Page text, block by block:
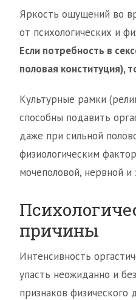
Яркость ощущений во
от психологических и
Если потребность в
половая конституция),
Культурные рамки
способны подавить
даже при сильной
физиологическим
мочеполовой, нервной
причины
Интенсивность
упасть неожиданно и
признаков физического